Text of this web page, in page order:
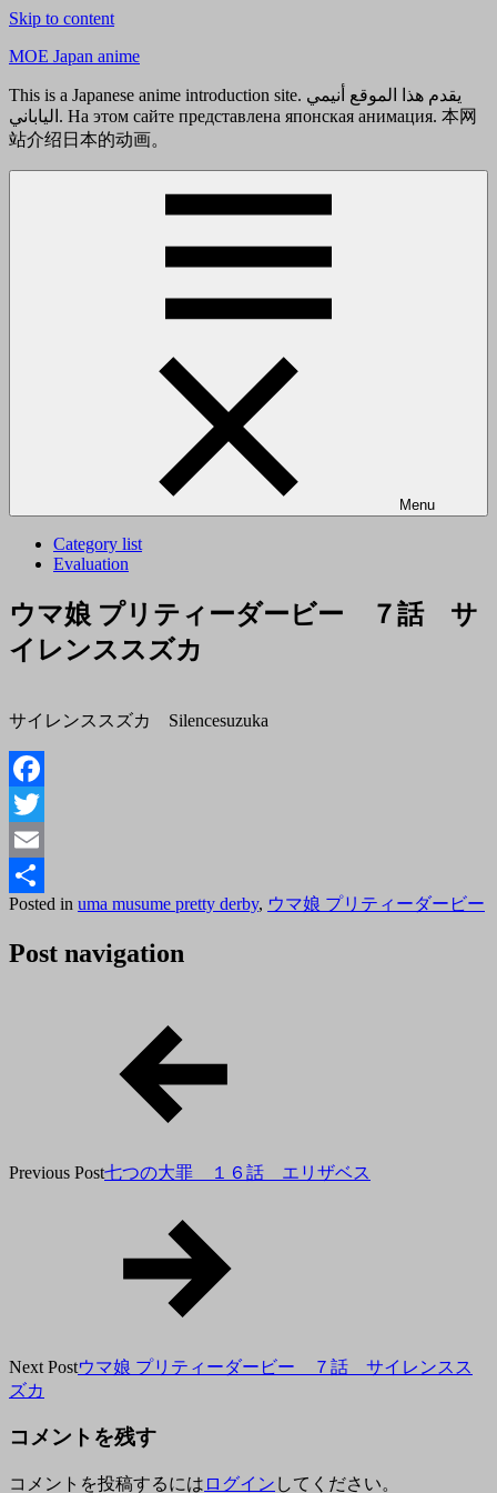
Skip to content
MOE Japan anime
This is a Japanese anime introduction site. يقدم هذا الموقع أنيمي
الياباني. На этом сайте представлена японская анимация. 本网
站介绍日本的动画。
Menu
Category list
Evaluation
ウマ娘 プリティーダービー ７話 サ
イレンススズカ
サイレンススズカ Silencesuzuka
Facebook
Twitter
Email
共
有
Posted
2018
年
Posted in uma musume pretty derby, ウマ娘 プリティーダービー
Post navigation
Previous Post七つの大罪 １６話 エリザベス
Next Postウマ娘 プリティーダービー ７話 サイレンスス
ズカ
コメントを残す
コメントを投稿するには ログイン してください。